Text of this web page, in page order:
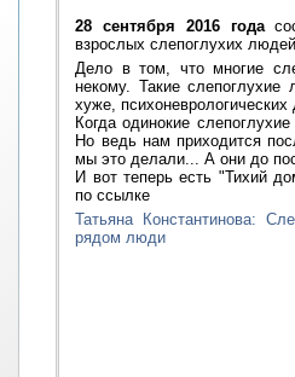
28 сентября 2016 года
взрослых слепоглухих
Дело в том, что многие
некому. Такие
хуже, психоневрологических
Когда одинокие
Но ведь нам приходится
мы это делали... А они до
И вот теперь есть "Тихий
по ссылке
Татьяна Константинова:
рядом люди